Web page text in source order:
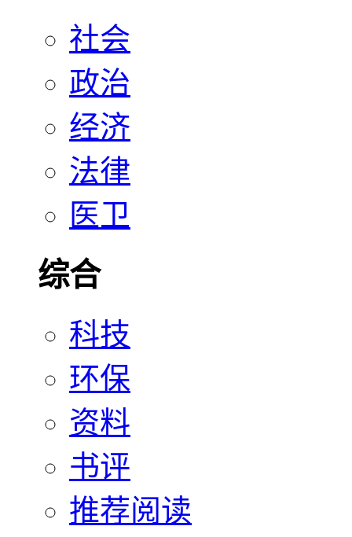
社会
政治
经济
法律
医卫
综合
科技
环保
资料
书评
推荐阅读